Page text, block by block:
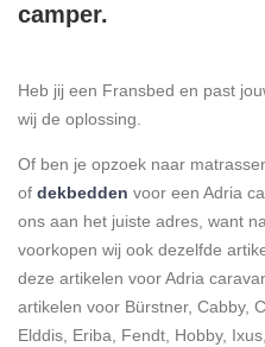
camper.
Heb jij een Fransbed en past
wij de oplossing.
Of ben je opzoek naar
of dekbedden voor een Adria
ons aan het juiste adres, want
voorkopen wij ook dezelfde
deze artikelen voor Adria
artikelen voor Bürstner, Cabby,
Elddis, Eriba, Fendt, Hobby,